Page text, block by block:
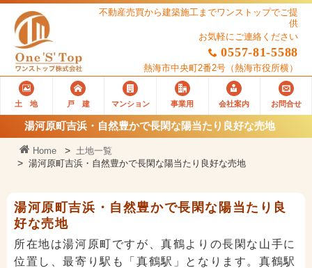
不動産売買から建築施工までワンストップでご提
供
お気軽にご連絡ください
0557-81-5588
熱海市中央町2番2号 （熱海市役所横）
土 地 戸 建 マンション 事業用 会社案内 お問合せ
湯河原町吉浜・自然豊かで長閑な陽当たり良好な売地
Home
土地一覧
湯河原町吉浜・自然豊かで長閑な陽当たり良好な売地
湯河原町吉浜・自然豊かで長閑な陽当たり良
好な売地
所在地は湯河原町ですが、真鶴よりの長閑な山手に
位置し、最寄り駅も「真鶴駅」となります。真鶴駅